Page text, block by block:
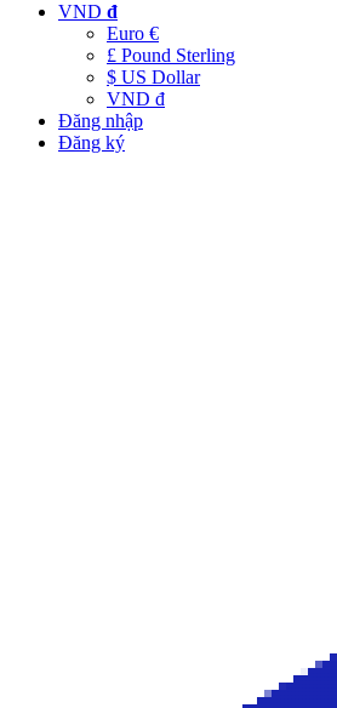
VND đ
Euro €
£ Pound Sterling
$ US Dollar
VND đ
Đăng nhập
Đăng ký